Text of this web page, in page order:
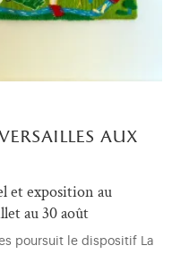
aux
et exposition au
au 30 août
poursuit le dispositif La